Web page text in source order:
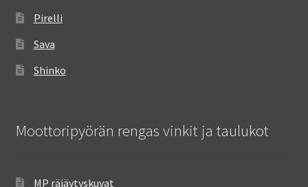
Pirelli
Sava
Shinko
Moottoripyörän rengas vinkit ja taulukot
MP räjäytyskuvat